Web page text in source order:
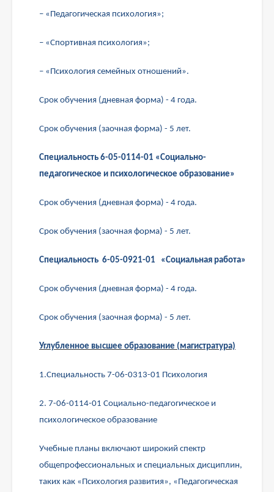
– «Педагогическая психология»;
– «Спортивная психология»;
– «Психология семейных отношений».
Срок обучения (дневная форма) - 4 года.
Срок обучения (заочная форма) - 5 лет.
Специальность 6-05-0114-01 «Социально-
педагогическое и психологическое образование»
Срок обучения (дневная форма) - 4 года.
Срок обучения (заочная форма) - 5 лет.
Специальность 6-05-0921-01 «Социальная работа»
Срок обучения (дневная форма) - 4 года.
Срок обучения (заочная форма) - 5 лет.
Углубленное высшее образование (магистратура)
1.Специальность 7-06-0313-01 Психология
2. 7-06-0114-01 Социально-педагогическое и
психологическое образование
Учебные планы включают широкий спектр
общепрофессиональных и специальных дисциплин,
таких как «Психология развития», «Педагогическая